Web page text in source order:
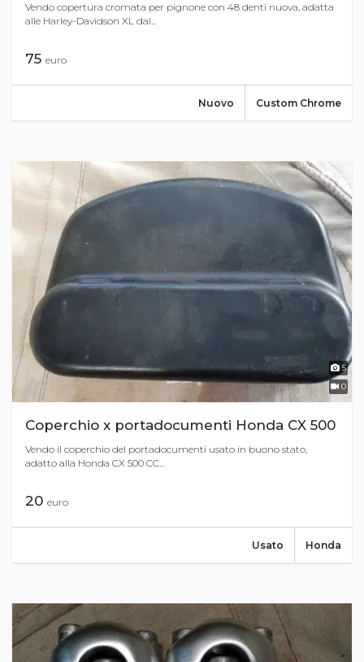
Vendo copertura cromata per pignone con 48 denti nuova, adatta
alle Harley-Davidson XL dal...
75 euro
Custom Chrome
Nuovo
5
0
Coperchio x portadocumenti Honda CX 500
Vendo il coperchio del portadocumenti usato in buono stato,
adatto alla Honda CX 500 CC...
20 euro
Honda
Usato